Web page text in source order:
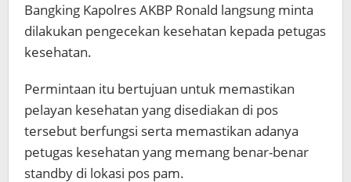
Bangking Kapolres AKBP Ronald langsung minta
dilakukan pengecekan kesehatan kepada petugas
kesehatan.
Permintaan itu bertujuan untuk memastikan
pelayan kesehatan yang disediakan di pos
tersebut berfungsi serta memastikan adanya
petugas kesehatan yang memang benar-benar
standby di lokasi pos pam.